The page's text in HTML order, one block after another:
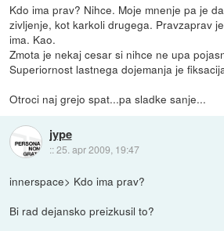
Kdo ima prav? Nihce. Moje mnenje pa je
zivljenje, kot karkoli drugega. Pravzaprav
ima. Kao.
Zmota je nekaj cesar si nihce ne upa
Superiornost lastnega dojemanja je
Otroci naj grejo spat...pa sladke sanje...
jype
::25. apr 2009, 19:47
innerspace> Kdo ima prav?
Bi rad dejansko preizkusil to?